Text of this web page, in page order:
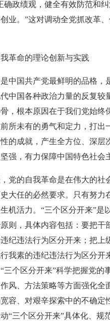
确政绩观，健全有效防范和
业。”这对调动全党抓改革
革命的理论创新与实践
中国共产党最鲜明的品格
中国各种政治力量的反复
，根本原因在于我们党始
所未有的勇气和定力，打出
的成就，产生全方位、深
强，有力保障中国特色社会
党的自我革命是在伟大的社
大任的必然要求。只有努
机活力。“三个区分开来”
则，具体内容包括：要把
纪违法行为区分开来；把
我素的违纪违法行为区分
三个区分开来”科学把握党的
风、方法策略等方面强化
容、对艰辛探索中的不确
“三个区分开来”具体化、